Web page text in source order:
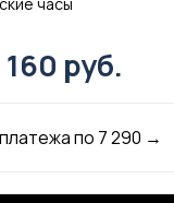
руб.
по 7 290 →